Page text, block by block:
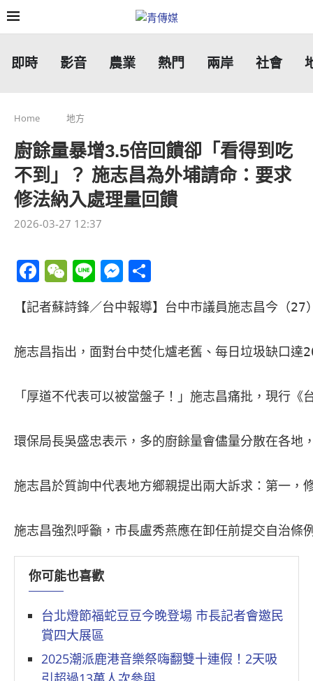
即時 影音 農業 熱門 兩岸 社會
Home 地方
廚餘量暴增3.5倍回饋卻「看得到吃
不到」？ 施志昌為外埔請命：要求
修法納入處理量回饋
2026-03-27 12:37
Facebook
WeChat
LineMessenger
享
【記者蘇詩鋒／台中報導】台中市議員施志昌今（
施志昌指出，面對台中焚化爐老舊、每日垃圾缺口
「厚道不代表可以被當盤子！」施志昌痛批，現行
環保局長吳盛忠表示，多的廚餘量會儘量分散在各地
施志昌於質詢中代表地方鄉親提出兩大訴求：第一，
施志昌強烈呼籲，市長盧秀燕應在卸任前提交自治條
你可能也喜歡
台北燈節福蛇豆豆今晚登場 市長記者會邀民
賞四大展區
2025潮派鹿港音樂祭嗨翻雙十連假！2天吸